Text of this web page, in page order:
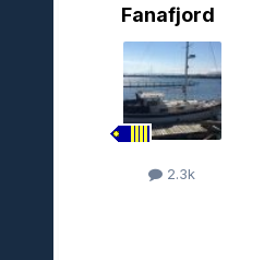
Fanafjord
2.3k